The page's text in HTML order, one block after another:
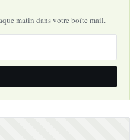
matin dans votre boîte mail.